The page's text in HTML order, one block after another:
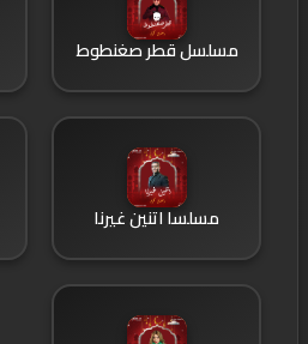
مسلسل قطر صغنطوط
مسلسا اتنين غيرنا